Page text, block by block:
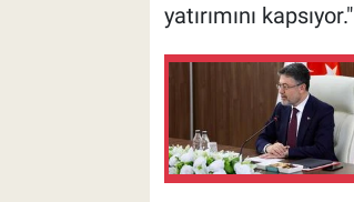
yatırımını kapsıyor."